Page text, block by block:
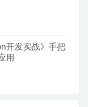
开发实战》手把
用